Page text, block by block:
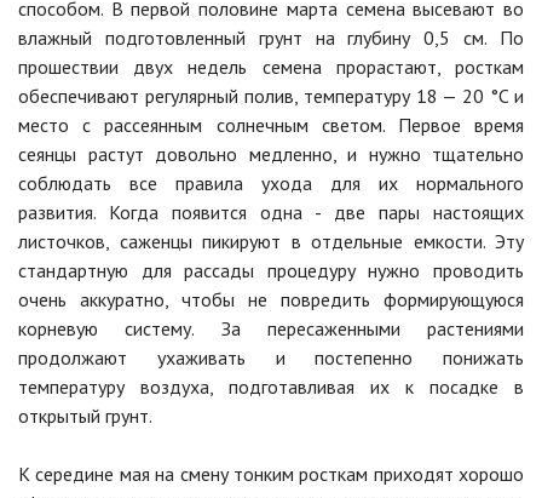
способом. В первой половине марта семена высевают во
влажный подготовленный грунт на глубину 0,5 см. По
прошествии двух недель семена прорастают, росткам
обеспечивают регулярный полив, температуру 18 — 20 °C и
место с рассеянным солнечным светом. Первое время
сеянцы растут довольно медленно, и нужно тщательно
соблюдать все правила ухода для их нормального
развития. Когда появится одна - две пары настоящих
листочков, саженцы пикируют в отдельные емкости. Эту
стандартную для рассады процедуру нужно проводить
очень аккуратно, чтобы не повредить формирующуюся
корневую систему. За пересаженными растениями
продолжают ухаживать и постепенно понижать
температуру воздуха, подготавливая их к посадке в
открытый грунт.
К середине мая на смену тонким росткам приходят хорошо